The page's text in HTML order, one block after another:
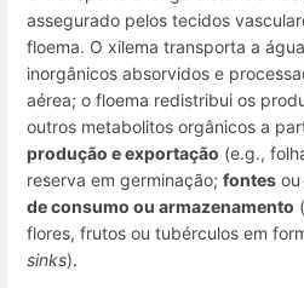
assegurado pelos tecidos
floema. O xilema transporta a
inorgânicos absorvidos e
aérea; o floema redistribui os
outros metabolitos orgânicos a
produção e exportação (e.g.,
reserva em germinação; fontes ou
de consumo ou armazenamento
flores, frutos ou tubérculos em
sinks).